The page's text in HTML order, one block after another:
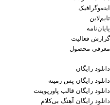
اینفوگرافیک
تایم‌لاین
پایان‌نامه
گزارش فعالیت
معرفی محصول
دانلود رایگان
دانلود رایگان پس زمینه
دانلود رایگان قالب‌ پاورپوینت
دانلود رایگان آهنگ بی‌کلام